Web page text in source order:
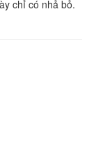
chỉ có nhả bỏ.